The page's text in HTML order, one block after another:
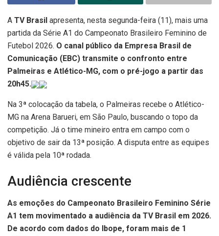
A TV Brasil apresenta, nesta segunda-feira (11), mais uma
partida da Série A1 do Campeonato Brasileiro Feminino de
Futebol 2026. O canal público da Empresa Brasil de
Comunicação (EBC) transmite o confronto entre
Palmeiras e Atlético-MG, com o pré-jogo a partir das
20h45.
Na 3ª colocação da tabela, o Palmeiras recebe o Atlético-
MG na Arena Barueri, em São Paulo, buscando o topo da
competição. Já o time mineiro entra em campo com o
objetivo de sair da 13ª posição. A disputa entre as equipes
é válida pela 10ª rodada.
Audiência crescente
As emoções do Campeonato Brasileiro Feminino Série
A1 tem movimentado a audiência da TV Brasil em 2026.
De acordo com dados do Ibope, foram mais de 1